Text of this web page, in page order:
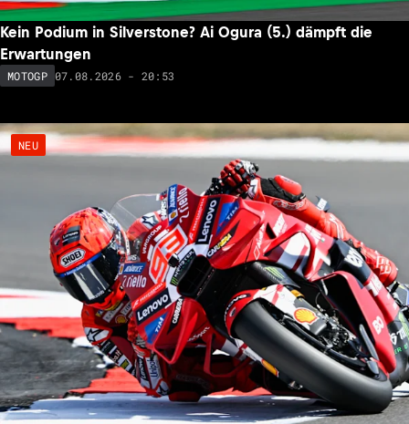
Kein Podium in Silverstone? Ai Ogura (5.) dämpft die
Erwartungen
MOTOGP 07.08.2026 - 20:53
NEU